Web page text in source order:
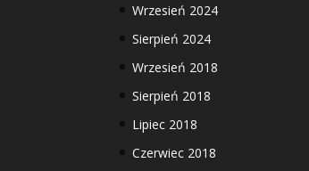
Wrzesień 2024
Sierpień 2024
Wrzesień 2018
Sierpień 2018
Lipiec 2018
Czerwiec 2018